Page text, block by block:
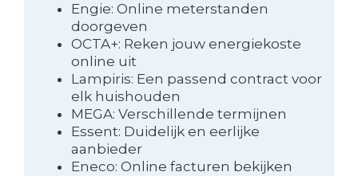
Engie: Online meterstanden
doorgeven
OCTA+: Reken jouw energiekoste
online uit
Lampiris: Een passend contract voor
elk huishouden
MEGA: Verschillende termijnen
Essent: Duidelijk en eerlijke
aanbieder
Eneco: Online facturen bekijken